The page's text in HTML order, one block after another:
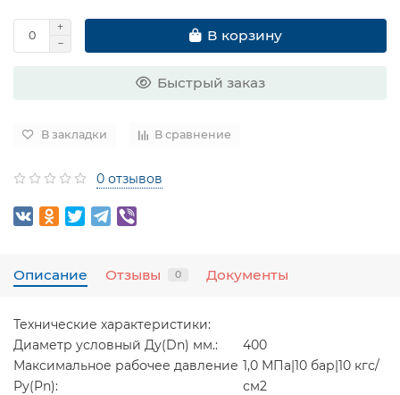
В корзину
Быстрый заказ
В закладки В сравнение
0 отзывов
Описание Отзывы 0 Документы
Технические характеристики:
Диаметр условный Ду(Dn) мм.:
400
Максимальное рабочее давление
Ру(Pn):
1,0 МПа|10 бар|10 кгс/
см2